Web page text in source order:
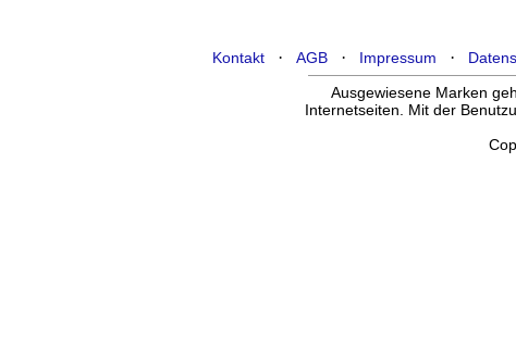
Kontakt· AGB· Impressum ·
Ausgewiesene Marken
Internetseiten. Mit der